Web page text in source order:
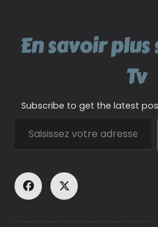
En savoir plus
Tv
Subscribe to get the latest